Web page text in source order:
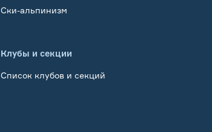
Ски-альпинизм
Клубы и секции
Список клубов и секций